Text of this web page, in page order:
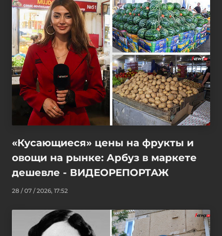
«Кусающиеся» цены на фрукты и
овощи на рынке: Арбуз в маркете
дешевле - ВИДЕОРЕПОРТАЖ
28 / 07 / 2026, 17:52